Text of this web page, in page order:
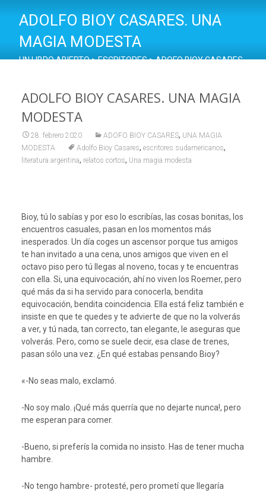
ADOLFO BIOY CASARES. UNA
MAGIA MODESTA
UN LIBRO ABIERTO>ESCRITORES>ADOFO BIOY CASARES
ADOLFO BIOY CASARES. UNA MAGIA
MODESTA
28. febrero 2020 ADOFO BIOY CASARES, UNA MAGIA
MODESTA
Adolfo Bioy Casares, escritores sudamericanos,
literatura argentina, relatos cortos, Una magia modesta
Bioy, tú lo sabías y por eso lo escribías, las cosas bonitas, los
encuentros casuales, pasan en los momentos más
inesperados. Un día coges un ascensor porque tus amigos
te han invitado a una cena, unos amigos que viven en el
octavo piso pero tú llegas al noveno, tocas y te encuentras
con ella. Si, una equivocación, ahí no viven los Roemer, pero
qué más da si ha servido para conocerla, bendita
equivocación, bendita coincidencia. Ella está feliz también e
insiste en que te quedes y te advierte de que no la volverás
a ver, y tú nada, tan correcto, tan elegante, le aseguras que
volverás. Pero, como se suele decir, esa clase de trenes,
pasan sólo una vez. ¿En qué estabas pensando Bioy?
«-No seas malo, exclamó.
-No soy malo. ¡Qué más querría que no dejarte nunca!, pero
me esperan para comer.
-Bueno, si preferís la comida no insisto. Has de tener mucha
hambre.
-No tengo hambre- protesté, pero prometí que llegaría